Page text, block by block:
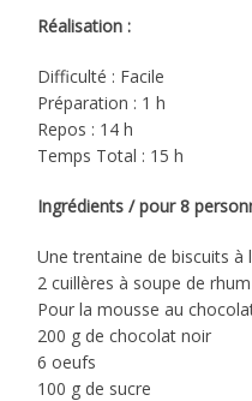
Réalisation :
Difficulté : Facile
Préparation : 1 h
Repos : 14 h
Temps Total : 15 h
Ingrédients / pour 8
Une trentaine de biscuits à
2 cuillères à soupe de
Pour la mousse au
200 g de chocolat noir
6 oeufs
100 g de sucre